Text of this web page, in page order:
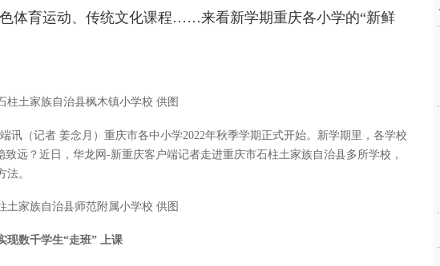
体育运动、传统文化课程……来看新学期重庆各小学的“新鲜
柱土家族自治县枫木镇小学校 供图
讯（记者 姜念月）重庆市各中小学2022年秋季学期正式开始。新学期里，各学校
致远？近日，华龙网-新重庆客户端记者走进重庆市石柱土家族自治县多所学校，
。
土家族自治县师范附属小学校 供图
现数千学生“走班” 上课